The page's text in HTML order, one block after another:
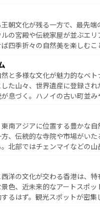
理、ヘルシーで美容にもいい
。 なお、新着の台湾情報はコンテ
朝文化が残る一方で、最先端
の宮殿や伝統家屋が並ぶエ
四季折々の自然美を楽しむ
あたたかいホスピタリティに
てみてほしい。 なお、新着の韓国情報は
と多様な文化が魅力的なベ
た山々、世界遺産に登録さ
息づく。ハノイの古い町並
ナム料理も魅力のひとつ。
たい。どの地域を訪れても
れられない旅になる
南アジアに位置する豊かな
、伝統的な寺院や市場がい
。北部ではチェンマイなどの
トランまで味覚を刺激する。
親しみやすいタイの人々、
る旅人を魅了し続ける。 なお
洋の文化が交わる香港は、
色、近未来的なアートスポ
るはず。観光スポットが密